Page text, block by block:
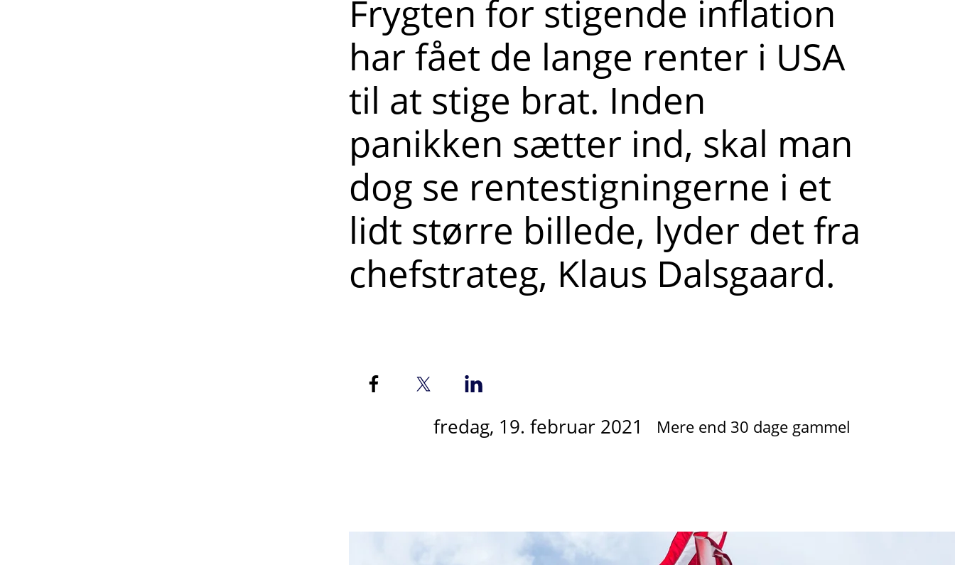
Frygten for stigende inflation
har fået de lange renter i USA
til at stige brat. Inden
panikken sætter ind, skal man
dog se rentestigningerne i et
lidt større billede, lyder det fra
chefstrateg, Klaus Dalsgaard.
fredag, 19. februar 2021 Mere end 30 dage gammel